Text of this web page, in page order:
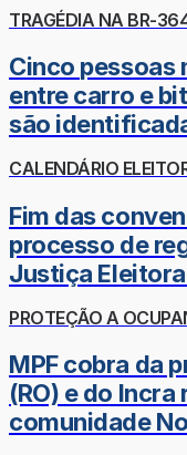
TRAGÉDIA NA BR-
Cinco pessoas
entre carro e
são
CALENDÁRIO
Fim das
processo de
Justiça
PROTEÇÃO A
MPF cobra da
(RO) e do
comunidade